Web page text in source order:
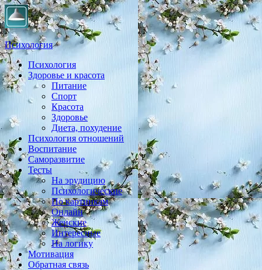
Психология
Практическая психология, личностный рост, экология,
здоровье, воспитание,
Психология
Здоровье и красота
Питание
Спорт
Красота
Здоровье
Диета, похудение
Психология отношений
Воспитание
Саморазвитие
Тесты
На эрудицию
Психологические
По картинкам
Онлайн
Женские
Интересные
На логику
Мотивация
Обратная связь